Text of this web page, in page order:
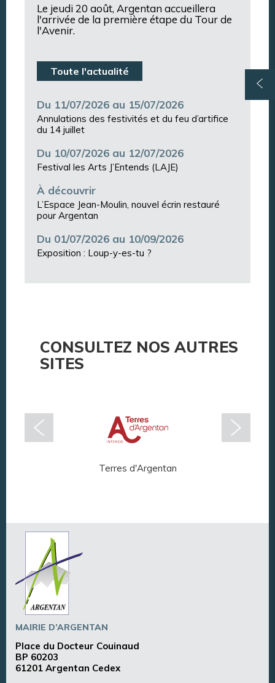
Le jeudi 20 août, Argentan accueillera
l'arrivée de la première étape du Tour de
l'Avenir.
Toute l'actualité
Du 11/07/2026 au 15/07/2026
Annulations des festivités et du feu d’artifice
du 14 juillet
Du 10/07/2026 au 12/07/2026
Festival les Arts J’Entends (LAJE)
À découvrir
L’Espace Jean-Moulin, nouvel écrin restauré
pour Argentan
Du 01/07/2026 au 10/09/2026
Exposition : Loup-y-es-tu ?
CONSULTEZ NOS AUTRES
SITES
Terres d'Argentan
MAIRIE D’ARGENTAN
Place du Docteur Couinaud
BP 60203
61201 Argentan Cedex